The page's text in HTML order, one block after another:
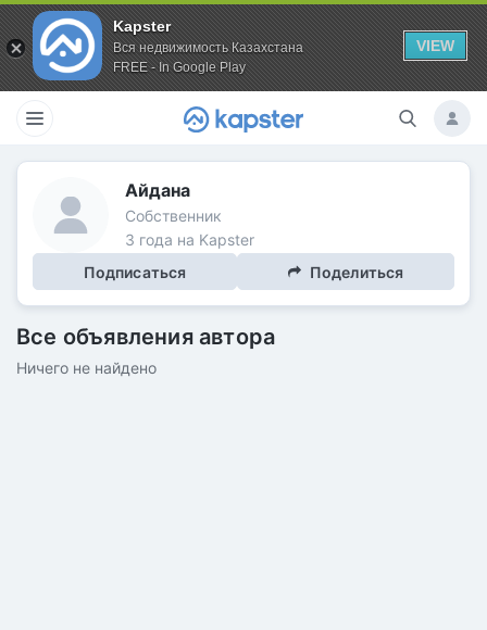
Kapster
Вся недвижимость Казахстана
FREE - In Google Play
VIEW
Айдана
Собственник
3 года на Kapster
Подписаться
Поделиться
Все объявления автора
Ничего не найдено